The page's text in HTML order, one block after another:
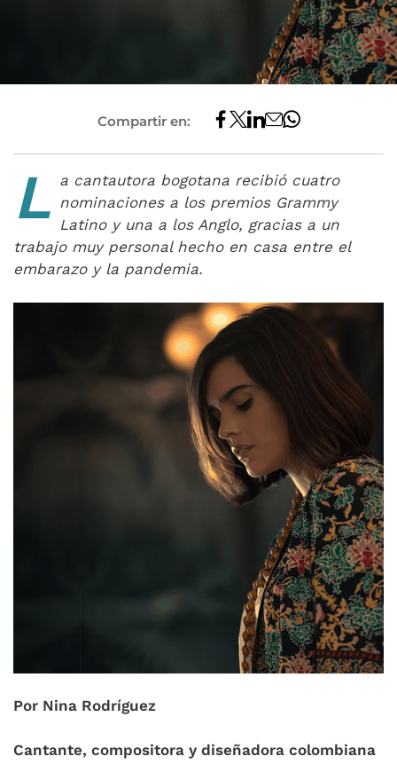
Compartir en:
L a cantautora bogotana recibió cuatro
nominaciones a los premios Grammy
Latino y una a los Anglo, gracias a un
trabajo muy personal hecho en casa entre el
embarazo y la pandemia.
Por Nina Rodríguez
Cantante, compositora y diseñadora colombiana